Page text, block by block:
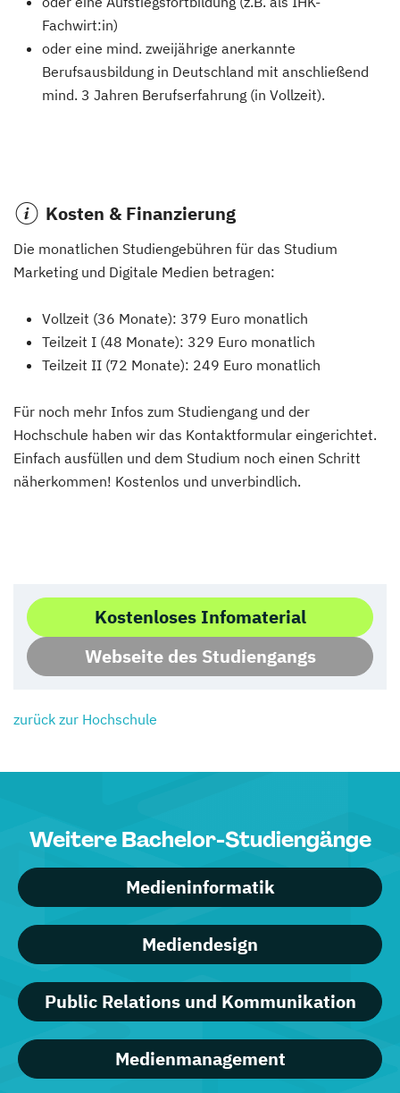
Fachwirt:in)
oder eine mind. zweijährige anerkannte
Berufsausbildung in Deutschland mit anschließend
mind. 3 Jahren Berufserfahrung (in Vollzeit).
Kosten & Finanzierung
Die monatlichen Studiengebühren für das Studium
Marketing und Digitale Medien betragen:
Vollzeit (36 Monate): 379 Euro monatlich
Teilzeit I (48 Monate): 329 Euro monatlich
Teilzeit II (72 Monate): 249 Euro monatlich
Für noch mehr Infos zum Studiengang und der
Hochschule haben wir das Kontaktformular eingerichtet.
Einfach ausfüllen und dem Studium noch einen Schritt
näherkommen! Kostenlos und unverbindlich.
Kostenloses Infomaterial
Webseite des Studiengangs
zurück zur Hochschule
Weitere Bachelor-Studiengänge
Medieninformatik
Mediendesign
Public Relations und Kommunikation
Medienmanagement